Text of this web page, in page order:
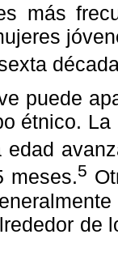
más
puede
étnico.
edad
meses.5
de